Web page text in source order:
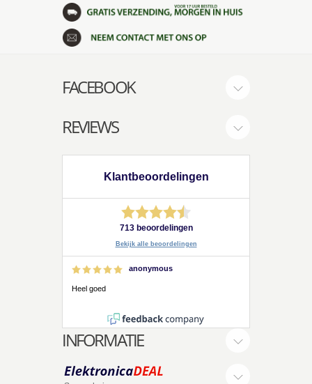
FACEBOOK
REVIEWS
Klantbeoordelingen
713 beoordelingen
Bekijk alle beoordelingen
anonymous
Heel goed
INFORMATIE